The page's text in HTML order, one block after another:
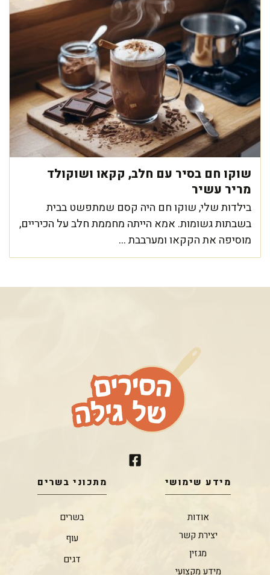
שוקו חם בסיר עם חלב, קקאו ושוקולד
מריר עשיר
בילדות שלי, שוקו חם היה קסם שמתפשט בבית
בשבתות גשומות. אמא הייתה מחממת חלב על הכיריים,
מוסיפה את הקקאו ומערבבת ...
מידע שימושי
אודות
יצירת קשר
מגזין
מידע מקצועי
מתכוני בשרים
בשרים
עוף
דגים